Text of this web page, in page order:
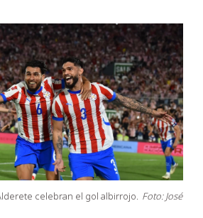
celebran el gol albirrojo. Foto: José